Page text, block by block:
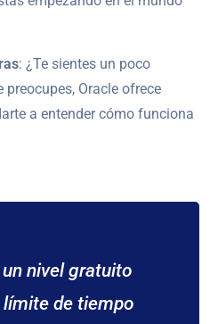
: ¿Te sientes un poco
preocupes, Oracle ofrece
a entender cómo funciona
nivel gratuito
límite de tiempo